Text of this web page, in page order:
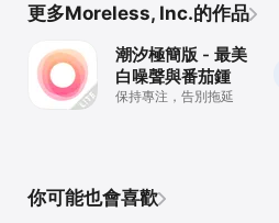
更多Moreless, Inc.的作品
潮汐極簡版 - 最美
白噪聲與番茄鍾
保持專注，告別拖延
你可能也會喜歡